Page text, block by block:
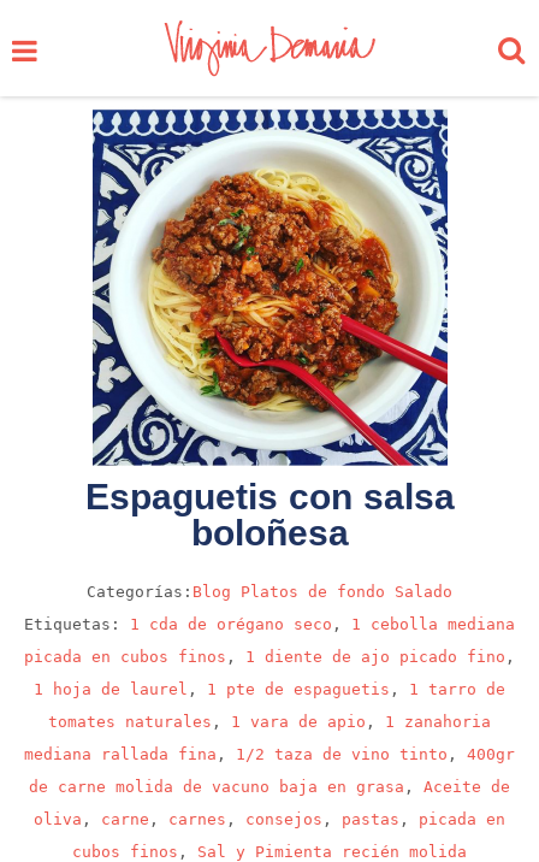
Espaguetis con salsa
boloñesa
Categorías: Blog Platos de fondo
Salado
Etiquetas: 1 cda de orégano seco , 1 cebolla mediana
picada en cubos finos , 1 diente de ajo picado fino ,
1 hoja de laurel , 1 pte de espaguetis , 1 tarro de
tomates naturales , 1 vara de apio , 1 zanahoria
mediana rallada fina , 1/2 taza de vino tinto , 400gr
de carne molida de vacuno baja en grasa , Aceite de
oliva , carne , carnes , consejos , pastas , picada en
cubos finos , Sal y Pimienta recién molida